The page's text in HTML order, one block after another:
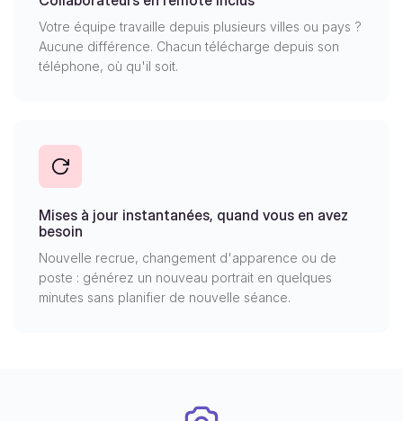
Votre équipe travaille depuis plusieurs villes ou pays ?
Aucune différence. Chacun télécharge depuis son
téléphone, où qu'il soit.
Mises à jour instantanées, quand vous en avez
besoin
Nouvelle recrue, changement d'apparence ou de
poste : générez un nouveau portrait en quelques
minutes sans planifier de nouvelle séance.